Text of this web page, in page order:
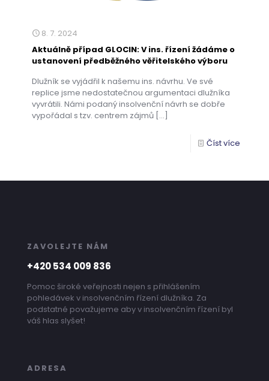
8. 7. 2024
Aktuálně případ GLOCIN: V ins. řízení žádáme o
ustanovení předběžného věřitelského výboru
Dlužník se vyjádřil k našemu ins. návrhu. Ve své
replice jsme nedostatečnou argumentaci dlužníka
vyvrátili. Námi podaný insolvenční návrh se dobře
vypořádal s tzv. centrem zájmů […]
Číst více
ZAVOLEJTE NÁM
+420 534 009 836
Pomoc široké veřejnosti nejen s přihlášením
pohledávek v insolvenčním řízení dlužníka. Za
podstatné považujeme aby v insolvenčním řízení byl
váš hlas slyšet!
ADRESA